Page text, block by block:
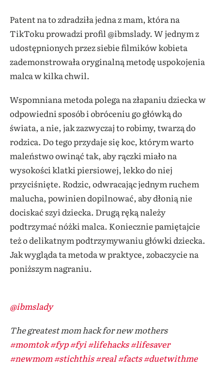
Patent na to zdradziła jedna z mam, która na
TikToku prowadzi profil @ibmslady. W jednym z
udostępnionych przez siebie filmików kobieta
zademonstrowała oryginalną metodę uspokojenia
malca w kilka chwil.
Wspomniana metoda polega na złapaniu dziecka w
odpowiedni sposób i obróceniu go główką do
świata, a nie, jak zazwyczaj to robimy, twarzą do
rodzica. Do tego przydaje się koc, którym warto
maleństwo owinąć tak, aby rączki miało na
wysokości klatki piersiowej, lekko do niej
przyciśnięte. Rodzic, odwracając jednym ruchem
malucha, powinien dopilnować, aby dłonią nie
dociskać szyi dziecka. Drugą ręką należy
podtrzymać nóżki malca. Koniecznie pamiętajcie
też o delikatnym podtrzymywaniu główki dziecka.
Jak wygląda ta metoda w praktyce, zobaczycie na
poniższym nagraniu.
@ibmslady
The greatest mom hack for new mothers
#momtok#fyp#fyi#lifehacks#lifesaver
#newmom#stichthis#real#facts#duetwithme